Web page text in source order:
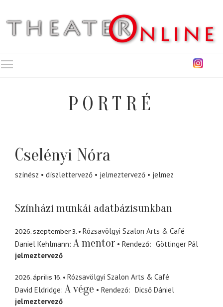
PORTRÉ
Cselényi Nóra
színész díszlettervező jelmeztervező jelmez
Színházi munkái adatbázisunkban
2026. szeptember 3.
Rózsavölgyi Szalon Arts & Café
Daniel Kehlmann A mentor Rendező
Göttinger Pál
jelmeztervező
2026. április 16.
Rózsavölgyi Szalon Arts & Café
David Eldridge A vége Rendező
Dicső Dániel
jelmeztervező